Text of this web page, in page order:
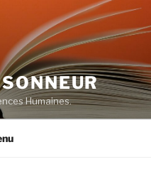
Humaines.